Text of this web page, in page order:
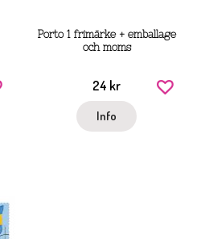
Porto 1 frimärke + emballage
och moms
24 kr
Info